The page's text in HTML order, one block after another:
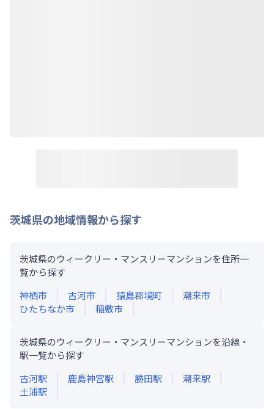
茨城県の地域情報から探す
茨城県のウィークリー・マンスリーマンションを住所一
覧から探す
神栖市
古河市 猿島郡境町
潮来市
ひたちなか市
稲敷市
茨城県のウィークリー・マンスリーマンションを沿線・
駅一覧から探す
古河駅 鹿島神宮駅 勝田駅 潮来駅
土浦駅